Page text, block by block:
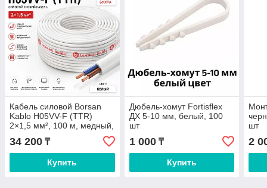
Кабель силовой Borsan
Kablo H05VV-F (TTR)
2×1,5 мм², 100 м, медный,
многожильный, белый
34 200 ₸
Купить
Дюбель-хомут Fortisflex
ДХ 5-10 мм, белый, 100
шт
1 000₸
Купить
шт
2